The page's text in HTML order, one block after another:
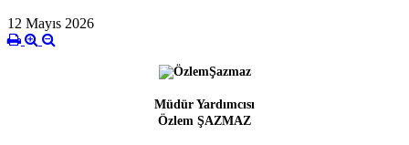
12 Mayıs 2026
Müdür Yardımcısı
Özlem ŞAZMAZ